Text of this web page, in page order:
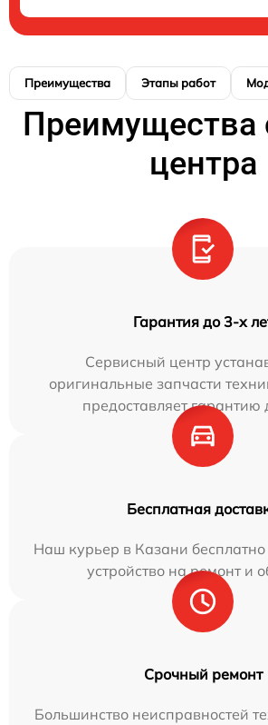
Преимущества Этапы работ
Преимущества
центра
Гарантия до 3-х
Сервисный центр
оригинальные запчасти
предоставляет гарантию
Бесплатная
Наш курьер в Казани бесплатно
устройство на ремонт и
Срочный ремонт
Большинство неисправностей